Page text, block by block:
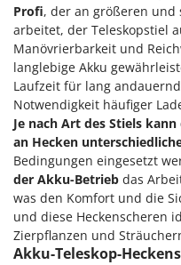
Profi, der an größeren und
arbeitet, der Teleskopstiel
Manövrierbarkeit und
langlebige Akku
Laufzeit für lang
Notwendigkeit häufiger
Je nach Art des Stiels
an Hecken
Bedingungen eingesetzt
der Akku-Betrieb das
was den Komfort und die
und diese Heckenscheren
Zierpflanzen und
Akku-Teleskop-